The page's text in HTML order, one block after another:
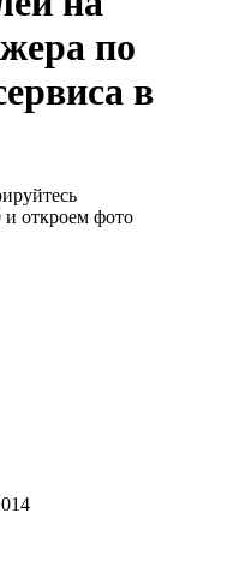
по
в
откроем фото